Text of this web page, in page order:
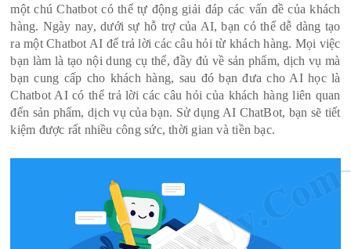
một chú Chatbot có thể tự động giải đáp các vấn đề của khách
hàng. Ngày nay, dưới sự hỗ trợ của AI, bạn có thể dễ dàng tạo
ra một Chatbot AI để trả lời các câu hỏi từ khách hàng. Mọi việc
bạn làm là tạo nội dung cụ thể, đầy đủ về sản phẩm, dịch vụ mà
bạn cung cấp cho khách hàng, sau đó bạn đưa cho AI học là
Chatbot AI có thể trả lời các câu hỏi của khách hàng liên quan
đến sản phẩm, dịch vụ của bạn. Sử dụng AI ChatBot, bạn sẽ tiết
kiệm được rất nhiều công sức, thời gian và tiền bạc.